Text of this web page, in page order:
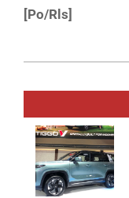
[Po/Rls]
05-